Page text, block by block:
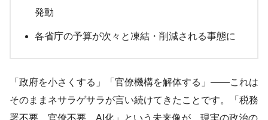
発動
各省庁の予算が次々と凍結・削減される事態に
「政府を小さくする」「官僚機構を解体する」——これは
そのままネサラゲサラが言い続けてきたことです。「税務
署不要、官僚不要、AI化」という未来像が、現実の政治の